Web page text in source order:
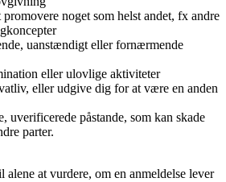
noget som helst andet, fx andre
uanstændigt eller fornærmende
eller ulovlige aktiviteter
eller udgive dig for at være en anden
uverificerede påstande, som kan skade
parter.
at vurdere, om en anmeldelse lever